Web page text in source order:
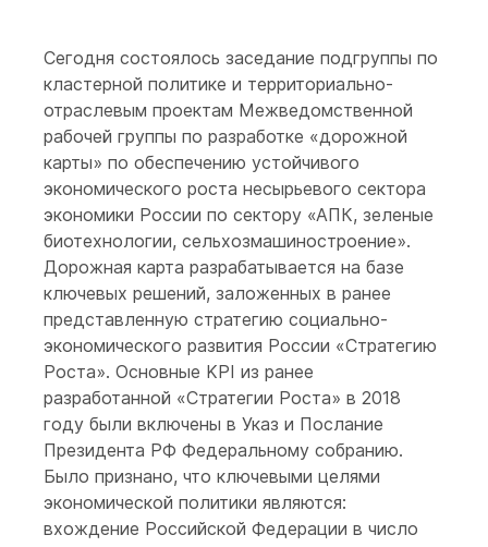
Сегодня состоялось заседание подгруппы по
кластерной политике и территориально-
отраслевым проектам Межведомственной
рабочей группы по разработке «дорожной
карты» по обеспечению устойчивого
экономического роста несырьевого сектора
экономики России по сектору «АПК, зеленые
биотехнологии, сельхозмашиностроение».
Дорожная карта разрабатывается на базе
ключевых решений, заложенных в ранее
представленную стратегию социально-
экономического развития России «Стратегию
Роста». Основные KPI из ранее
разработанной «Стратегии Роста» в 2018
году были включены в Указ и Послание
Президента РФ Федеральному собранию.
Было признано, что ключевыми целями
экономической политики являются:
вхождение Российской Федерации в число